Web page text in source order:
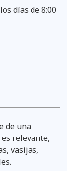
días de 8:00
de una
relevante,
vasijas,